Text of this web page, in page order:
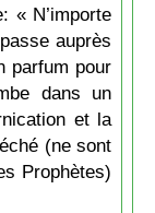
« N’importe
auprès
parfum pour
dans un
et la
(ne sont
Prophètes)